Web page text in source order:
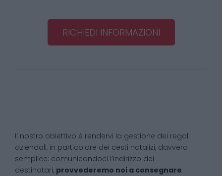
RICHIEDI INFORMAZIONI
Il nostro obiettivo è rendervi la gestione dei regali
aziendali, in particolare dei cesti natalizi, davvero
semplice: comunicandoci l’indirizzo dei
destinatari, provvederemo noi a consegnare